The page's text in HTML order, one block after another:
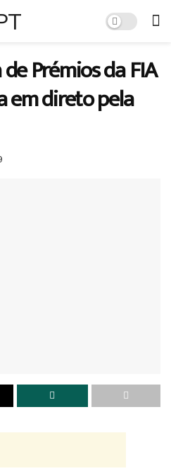
Prémios da FIA
em direto pela